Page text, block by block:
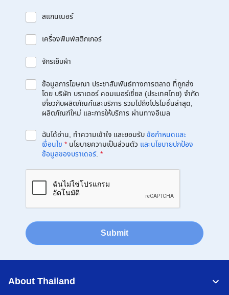
สแกนเนอร์
เครื่องพิมพ์สติกเกอร์
จักรเย็บผ้า
ข้อมูลการโฆษณา ประชาสัมพันธ์ทางการตลาด ที่ถูกส่ง
โดย บริษัท บราเดอร์ คอมเมอร์เชี่ยล (ประเทศไทย) จำกัด
เกี่ยวกับผลิตภัณฑ์และบริการ รวมไปถึงโปรโมชั่นล่าสุด,
ผลิตภัณฑ์ใหม่ และการให้บริการ ผ่านทางอีเมล
ฉันได้อ่าน, ทำความเข้าใจ และยอมรับข้อกำหนดและ
เงื่อนไข * นโยบายความเป็นส่วนตัว และนโยบายปกป้อง
ข้อมูลของบราเดอร์. *
Submit
About Thailand